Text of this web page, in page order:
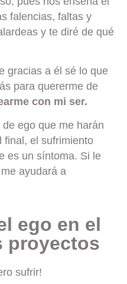
falencias, faltas y
y te diré de qué
gracias a él sé lo que
para quererme de
con mi ser.
ego que me harán
final, el sufrimiento
es un síntoma. Si le
ayudará a
ego en el
proyectos
sufrir!